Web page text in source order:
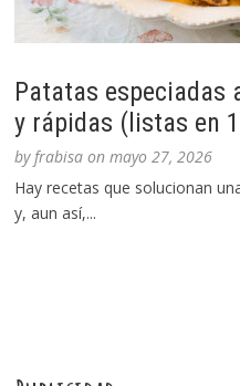
Patatas especiadas
y rápidas (listas en
byfrabisa onmayo 27, 2026
Hay recetas que solucionan
y, aun así,...